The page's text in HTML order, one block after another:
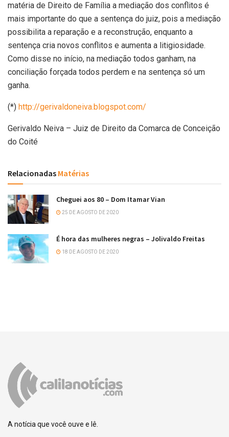
matéria de Direito de Família a mediação dos conflitos é
mais importante do que a sentença do juiz, pois a mediação
possibilita a reparação e a reconstrução, enquanto a
sentença cria novos conflitos e aumenta a litigiosidade.
Como disse no início, na mediação todos ganham, na
conciliação forçada todos perdem e na sentença só um
ganha.
(*) http://gerivaldoneiva.blogspot.com/
Gerivaldo Neiva – Juiz de Direito da Comarca de Conceição
do Coité
Relacionadas Matérias
Cheguei aos 80 – Dom Itamar Vian
25 DE AGOSTO DE 2020
É hora das mulheres negras – Jolivaldo Freitas
18 DE AGOSTO DE 2020
A notícia que você ouve e lê.